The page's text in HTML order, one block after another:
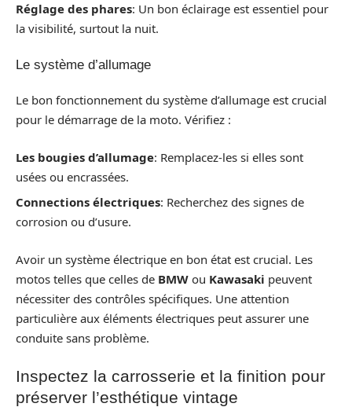
Réglage des phares: Un bon éclairage est essentiel pour
la visibilité, surtout la nuit.
Le système d’allumage
Le bon fonctionnement du système d’allumage est crucial
pour le démarrage de la moto. Vérifiez :
Les bougies d’allumage: Remplacez-les si elles sont
usées ou encrassées.
Connections électriques: Recherchez des signes de
corrosion ou d’usure.
Avoir un système électrique en bon état est crucial. Les
motos telles que celles de BMW ou Kawasaki peuvent
nécessiter des contrôles spécifiques. Une attention
particulière aux éléments électriques peut assurer une
conduite sans problème.
Inspectez la carrosserie et la finition pour
préserver l’esthétique vintage